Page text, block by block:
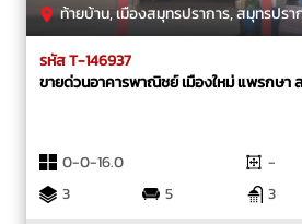
ท้ายบ้าน, เมืองสมุทรปราการ, สมุทรปรา
รหัส T-146937
ขายด่วน​อาคารพาณิชย์​ เมืองใหม่​ แพรกษา
0-0-16.0
-
3
5 3